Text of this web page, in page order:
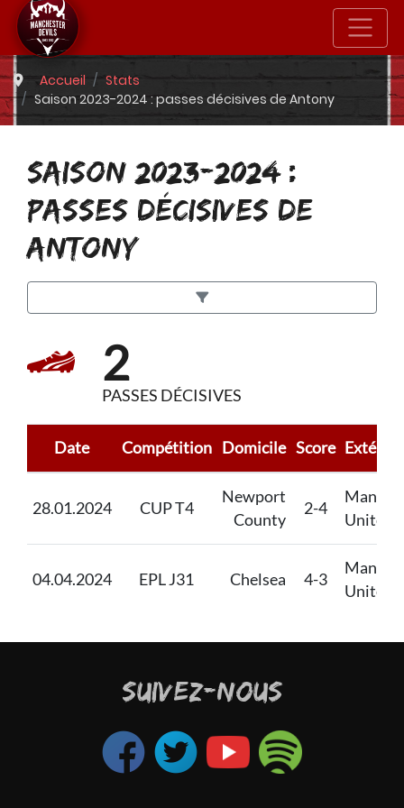
Accueil
Stats
Saison 2023-2024 : passes décisives de Antony
SAISON 2023-2024 :
PASSES DÉCISIVES DE
ANTONY
2
PASSES DÉCISIVES
Date Compétition Domicile Score
28.01.2024 CUP T4
Newport
County
2-4
United
04.04.2024 EPL J31 Chelsea 4-3
United
SUIVEZ-NOUS